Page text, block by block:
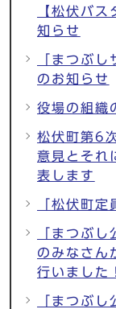
【松伏バ
知らせ
「まつぶ
のお知らせ
役場の組織
松伏町第6
意見とそれ
表します
「松伏町
「まつぶ
のみなさん
行いました
「まつぶ